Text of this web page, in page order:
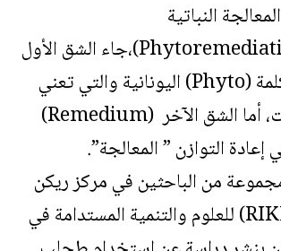
النباتية
(Phytoremediation)،جاء الشق الأول
من كلمة (Phyto) اليونانية والتي تعني
النبات، أما الشق الآخر (Remedium)
إعادة التوازن ” المعالجة”.
من الباحثين في مركز ريكن
(RIKEN) للعلوم والتنمية المستدامة في